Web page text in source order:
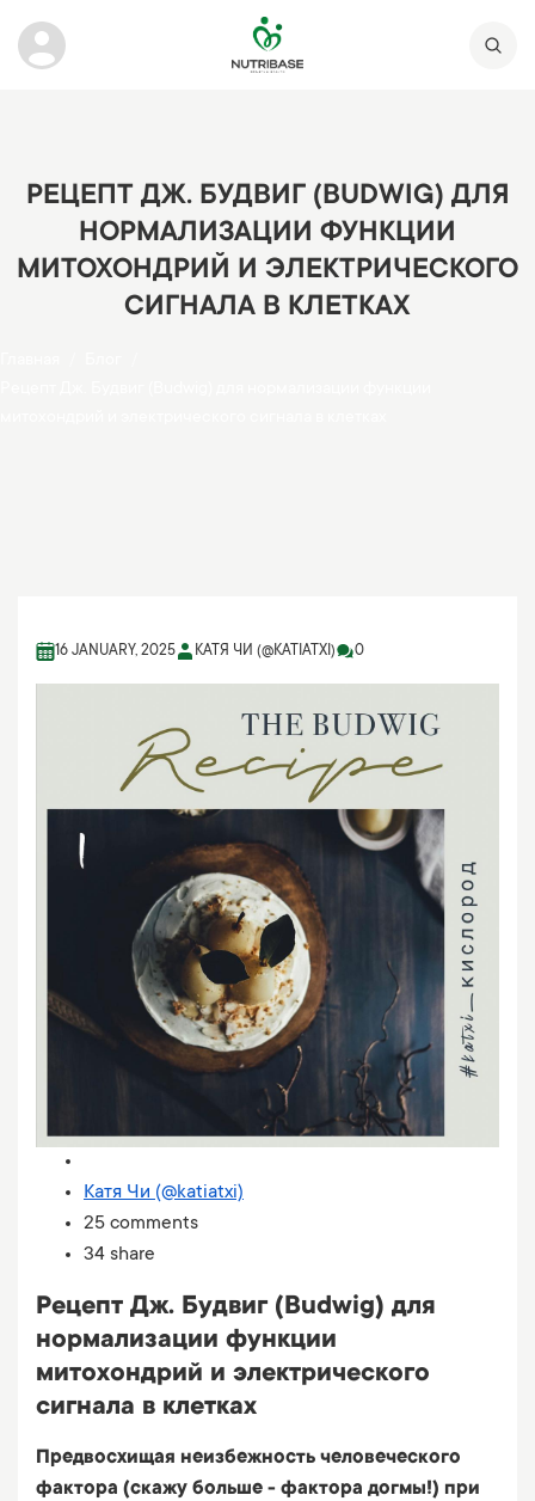
РЕЦЕПТ ДЖ. БУДВИГ (BUDWIG) ДЛЯ
НОРМАЛИЗАЦИИ ФУНКЦИИ
МИТОХОНДРИЙ И ЭЛЕКТРИЧЕСКОГО
СИГНАЛА В КЛЕТКАХ
16 JANUARY, 2025 КАТЯ ЧИ (@KATIATXI) 0
Катя Чи (@katiatxi)
25 comments
34 share
Рецепт Дж. Будвиг (Budwig) для
нормализации функции
митохондрий и электрического
сигнала в клетках
Предвосхищая неизбежность человеческого
фактора (скажу больше - фактора догмы!) при